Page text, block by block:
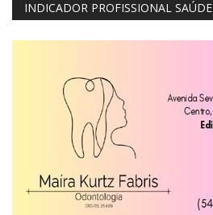
INDICADOR PROFISSIONAL SAÚDE